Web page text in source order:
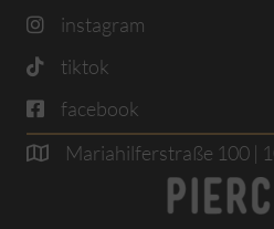
instagram
tiktok
facebook
Mariahilferstraße 100 |